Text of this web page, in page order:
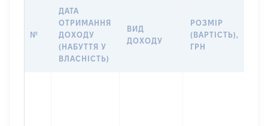
№
ДАТА
ОТРИМАННЯ
ДОХОДУ
(НАБУТТЯ У
ВЛАСНІСТЬ)
ВИД
ДОХОДУ
РОЗМІР
(ВАРТІСТЬ),
ГРН